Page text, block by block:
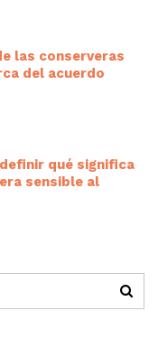
las conserveras
del acuerdo
qué significa
sensible al